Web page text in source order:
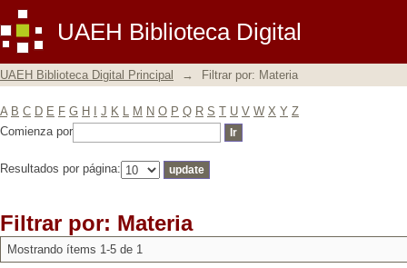
UAEH Biblioteca Digital
Filtrar por: Materia
UAEH Biblioteca Digital Principal → Filtrar por: Materia
A B C D E F G H J K L M N O P Q R S T U V W X Y Z
Comienza por
Resultados por página:
Filtrar por: Materia
Mostrando ítems 1-5 de 1